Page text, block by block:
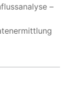
–